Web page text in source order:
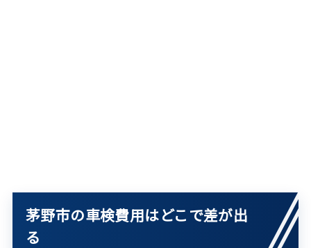
茅野市の車検費用はどこで差が出
る